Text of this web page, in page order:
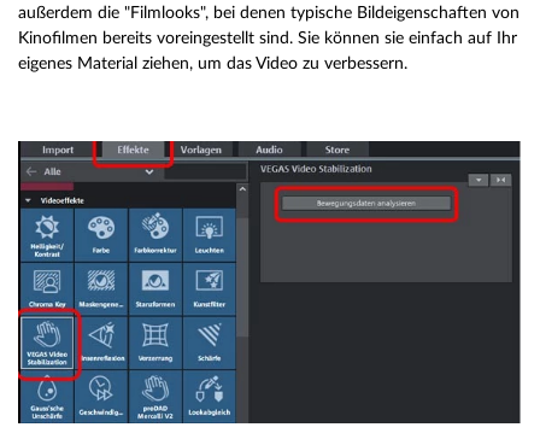
außerdem die "Filmlooks", bei denen typische Bildeigenschaften von
Kinofilmen bereits voreingestellt sind. Sie können sie einfach auf Ihr
eigenes Material ziehen, um das Video zu verbessern.